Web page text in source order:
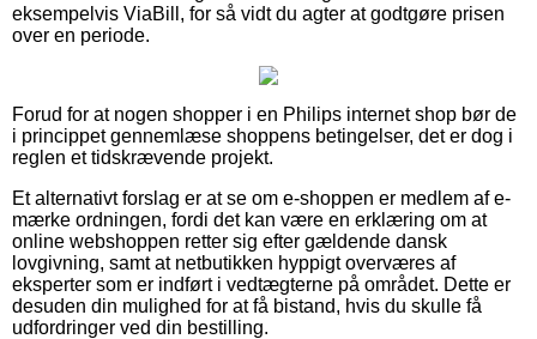
eksempelvis ViaBill, for så vidt du agter at godtgøre prisen
over en periode.
Forud for at nogen shopper i en Philips internet shop bør de
i princippet gennemlæse shoppens betingelser, det er dog i
reglen et tidskrævende projekt.
Et alternativt forslag er at se om e-shoppen er medlem af e-
mærke ordningen, fordi det kan være en erklæring om at
online webshoppen retter sig efter gældende dansk
lovgivning, samt at netbutikken hyppigt overværes af
eksperter som er indført i vedtægterne på området. Dette er
desuden din mulighed for at få bistand, hvis du skulle få
udfordringer ved din bestilling.